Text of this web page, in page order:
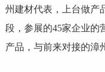
州建材代表，上台做产
段，参展的45家企业的
产品，与前来对接的漳